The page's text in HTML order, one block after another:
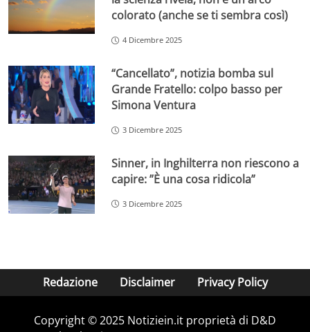
colorato (anche se ti sembra così)
4 Dicembre 2025
“Cancellato”, notizia bomba sul
Grande Fratello: colpo basso per
Simona Ventura
3 Dicembre 2025
Sinner, in Inghilterra non riescono a
capire: ”È una cosa ridicola”
3 Dicembre 2025
Redazione Disclaimer Privacy Policy
Copyright © 2025 Notiziein.it proprietà di D&D